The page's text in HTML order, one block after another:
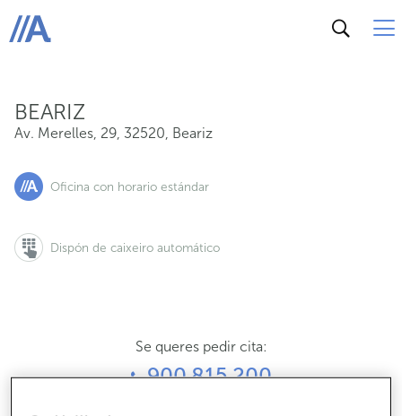
ABANCA
BEARIZ
Av. Merelles, 29, 32520, Beariz
Oficina con horario estándar
Dispón de caixeiro automático
Se queres pedir cita:
900 815 200
Av. Merelles, 29, 32520, Beariz